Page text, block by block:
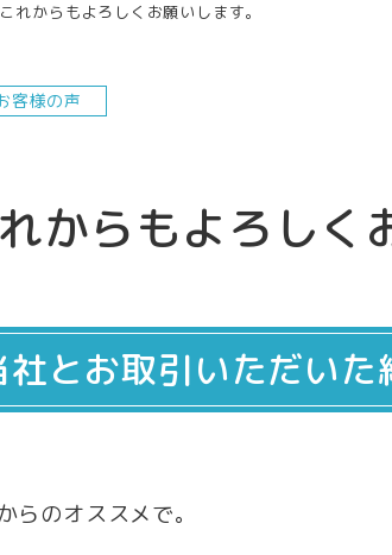
これからもよろしくお願いします。
客様の声
からもよろしく
社とお取引いただい
らのオススメで。